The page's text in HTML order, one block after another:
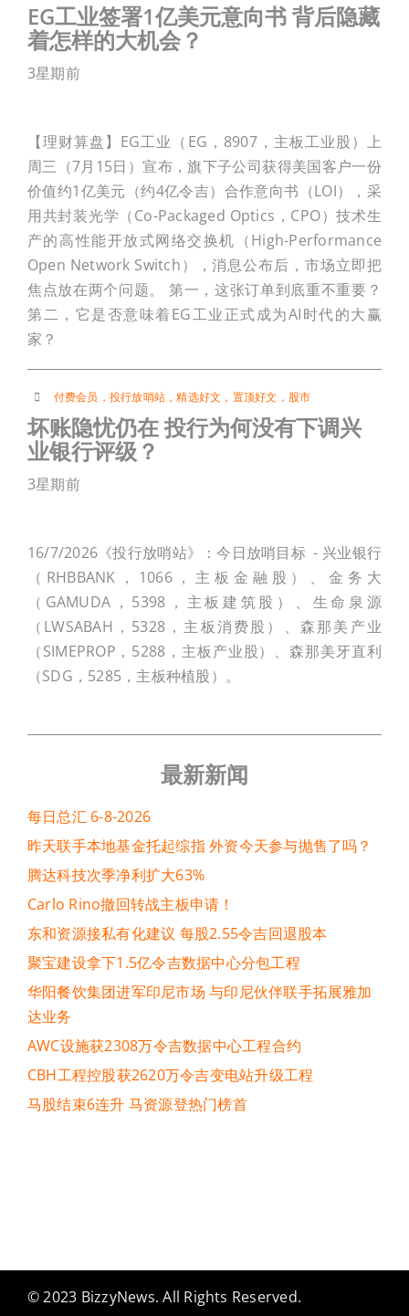
EG工业签署1亿美元意向书 背后隐藏
着怎样的大机会？
3星期前
【理财算盘】EG工业（EG，8907，主板工业股）上
周三（7月15日）宣布，旗下子公司获得美国客户一份
价值约1亿美元（约4亿令吉）合作意向书（LOI），采
用共封装光学（Co-Packaged Optics，CPO）技术生
产的高性能开放式网络交换机（High-Performance
Open Network Switch），消息公布后，市场立即把
焦点放在两个问题。 第一，这张订单到底重不重要？
第二，它是否意味着EG工业正式成为AI时代的大赢
家？
付费会员 ， 投行放哨站 ，精选好文 ， 置顶好文 ， 股市
坏账隐忧仍在 投行为何没有下调兴
业银行评级？
3星期前
16/7/2026《投行放哨站》：今日放哨目标 - 兴业银行
（RHBBANK，1066，主板金融股）、金务大
（GAMUDA，5398，主板建筑股）、生命泉源
（LWSABAH，5328，主板消费股）、森那美产业
（SIMEPROP，5288，主板产业股）、森那美牙直利
（SDG，5285，主板种植股）。
最新新闻
每日总汇 6-8-2026
昨天联手本地基金托起综指 外资今天参与抛售了吗？
腾达科技次季净利扩大63%
Carlo Rino撤回转战主板申请！
东和资源接私有化建议 每股2.55令吉回退股本
聚宝建设拿下1.5亿令吉数据中心分包工程
华阳餐饮集团进军印尼市场 与印尼伙伴联手拓展雅加
达业务
AWC设施获2308万令吉数据中心工程合约
CBH工程控股获2620万令吉变电站升级工程
马股结束6连升 马资源登热门榜首
© 2023 BizzyNews. All Rights Reserved.